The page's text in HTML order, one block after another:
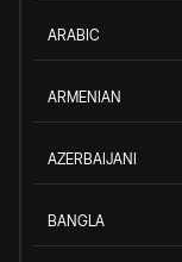
ARABIC
ARMENIAN
AZERBAIJANI
BANGLA